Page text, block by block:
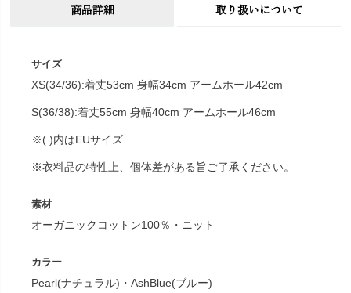
商品詳細 取り扱いについて
サイズ
XS(34/36):着丈53cm 身幅34cm アームホール42cm
S(36/38):着丈55cm 身幅40cm アームホール46cm
※( )内はEUサイズ
※衣料品の特性上、個体差がある旨ご了承ください。
素材
オーガニックコットン100％・ニット
カラー
Pearl(ナチュラル)・AshBlue(ブルー)